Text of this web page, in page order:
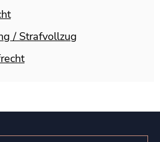
/ Strafvollzug